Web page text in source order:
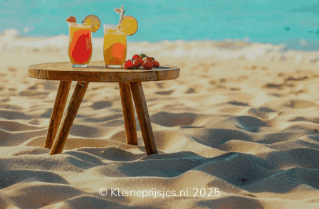
© Kleineprijsjes.nl 2025